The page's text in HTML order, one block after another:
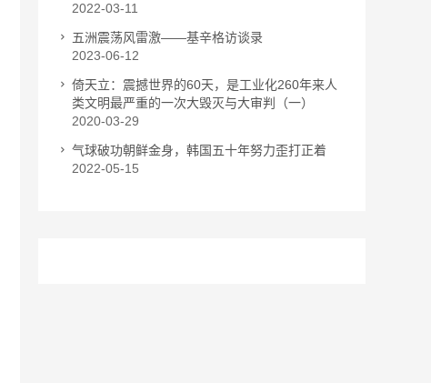
2022-03-11
五洲震荡风雷激——基辛格访谈录
2023-06-12
倚天立：震撼世界的60天，是工业化260年来人
类文明最严重的一次大毁灭与大审判（一）
2020-03-29
气球破功朝鲜金身，韩国五十年努力歪打正着
2022-05-15